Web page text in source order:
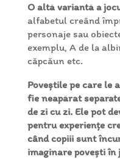
O altă variantă a
alfabetul creând
personaje sau
exemplu, A de la
căpcăun etc.
Poveștile pe care le
fie neapărat
de zi cu zi. Ele pot
pentru experiențe
când copiii sunt
imaginare povești în